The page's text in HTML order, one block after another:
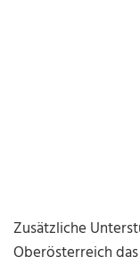
Zusätzliche
Oberösterreich